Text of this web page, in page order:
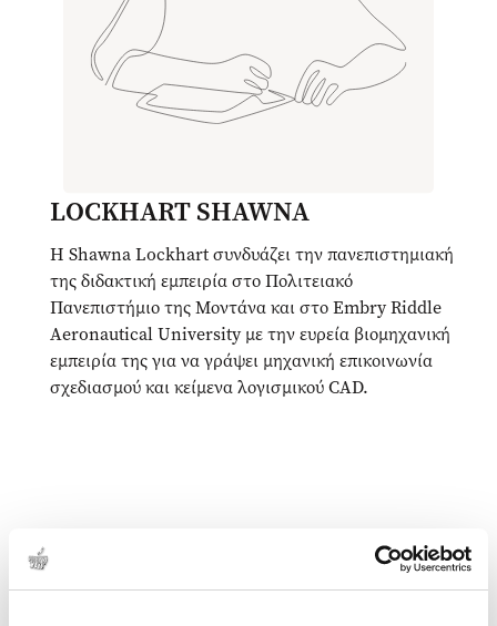
LOCKHART SHAWNA
Η Shawna Lockhart συνδυάζει την πανεπιστημιακή
της διδακτική εμπειρία στο Πολιτειακό
Πανεπιστήμιο της Μοντάνα και στο Embry Riddle
Aeronautical University με την ευρεία βιομηχανική
εμπειρία της για να γράψει μηχανική επικοινωνία
σχεδιασμού και κείμενα λογισμικού CAD.
Δημοτικότητα